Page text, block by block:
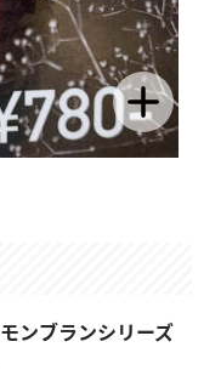
モンブランシリーズ